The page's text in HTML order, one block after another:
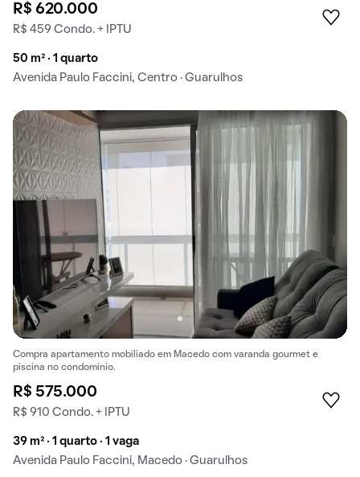
R$ 620.000
R$ 459 Condo. + IPTU
50 m² · 1 quarto
Avenida Paulo Faccini, Centro · Guarulhos
Compra apartamento mobiliado em Macedo com varanda gourmet e
piscina no condomínio.
R$ 575.000
R$ 910 Condo. + IPTU
39 m² · 1 quarto · 1 vaga
Avenida Paulo Faccini, Macedo · Guarulhos